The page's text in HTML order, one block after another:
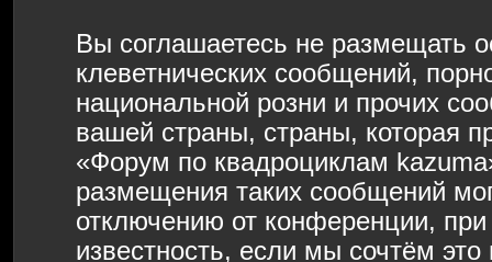
Вы соглашаетесь не размещать
клеветнических сообщений,
национальной розни и прочих
вашей страны, страны, которая
«Форум по квадроциклам
размещения таких сообщений
отключению от конференции,
известность, если мы сочтём